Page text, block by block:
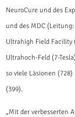
NeuroCure und des
und des MDC
Ultrahigh Field
Ultrahoch-Feld (7-
so viele Läsionen
(399).
„Mit der verbesserten